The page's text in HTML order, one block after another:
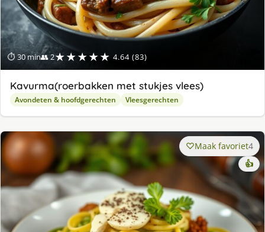
⏱ 30 min👥 2★★★★★ 4.64 (83)
Kavurma(roerbakken met stukjes vlees)
Avondeten & hoofdgerechten Vleesgerechten
Maak favoriet4
👍